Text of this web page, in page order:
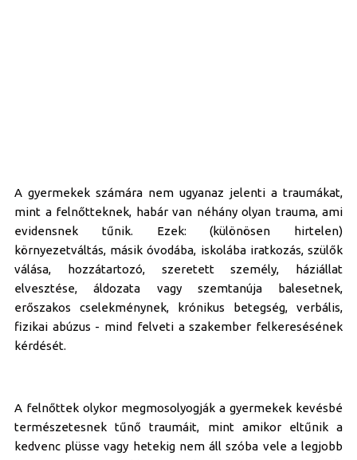
A gyermekek számára nem ugyanaz jelenti a traumákat,
mint a felnőtteknek, habár van néhány olyan trauma, ami
evidensnek tűnik. Ezek: (különösen hirtelen)
környezetváltás, másik óvodába, iskolába iratkozás, szülők
válása, hozzátartozó, szeretett személy, háziállat
elvesztése, áldozata vagy szemtanúja balesetnek,
erőszakos cselekménynek, krónikus betegség, verbális,
fizikai abúzus - mind felveti a szakember felkeresésének
kérdését.
A felnőttek olykor megmosolyogják a gyermekek kevésbé
természetesnek tűnő traumáit, mint amikor eltűnik a
kedvenc plüsse vagy hetekig nem áll szóba vele a legjobb